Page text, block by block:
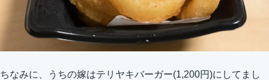
ちなみに、うちの嫁はテリヤキバーガー(1,200円)にしてまし